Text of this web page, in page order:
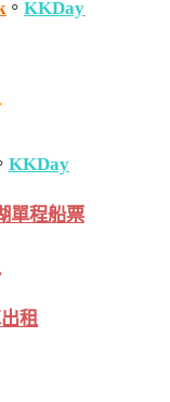
。KKDay
KKDay
單程船票
租